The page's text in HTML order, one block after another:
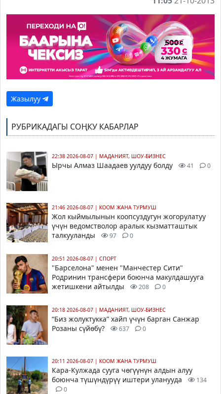
Жазылуу
РУБРИКАДАГЫ СОҢКУ КАБАРЛАР
22:38 2026-08-07 | МАДАНИЯТ, ШОУ-БИЗНЕС
Ырчы Алмаз Шаадаев уулдуу болду 41 0
21:46 2026-08-07 | КООМ ЖАНА ТУРМУШ
Жол кыймылынын коопсуздугун жогорулатуу
үчүн ведомстволор аралык кызматташтык
талкууланды
97 0
20:51 2026-08-07 | СПОРТ
"Барселона" менен "Манчестер Сити"
Родринин трансфери боюнча макулдашууга
жетишкени айтылды
208 0
20:18 2026-08-07 | МАДАНИЯТ, ШОУ-БИЗНЕС
“Биз жолуктукка” хайп үчүн барган Санжар
Розаны сүйөбү?
637 0
20:11 2026-08-07 | КООМ ЖАНА ТУРМУШ
Кара-Кулжада сууга чөгүүнүн алдын алуу
боюнча түшүндүрүү иштери уланууда
134
0